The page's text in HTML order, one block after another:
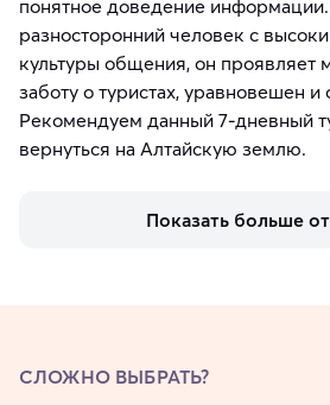
понятное доведение
разносторонний человек с
культуры общения, он проявляет
заботу о туристах, уравновешен
Рекомендуем данный 7-дневный
вернуться на Алтайскую землю.
Показать больше
СЛОЖНО ВЫБРАТЬ?